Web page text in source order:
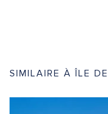
SIMILAIRE À ÎLE